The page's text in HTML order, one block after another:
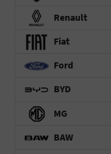
Renault
Fiat
Ford
BYD
MG
BAW